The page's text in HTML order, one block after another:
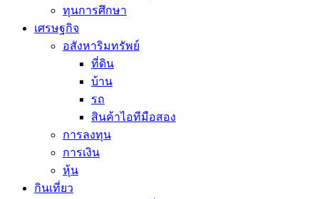
ทุนการศึกษา
เศรษฐกิจ
อสังหาริมทรัพย์
ที่ดิน
บ้าน
รถ
สินค้าไอทีมือสอง
การลงทุน
การเงิน
หุ้น
กินเที่ยว